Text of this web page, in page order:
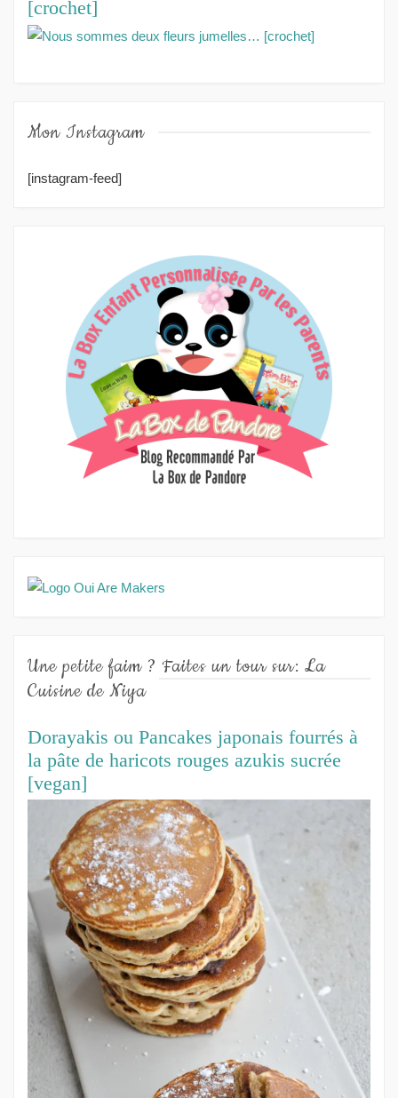
[crochet]
Mon Instagram
[instagram-feed]
Une petite faim ? Faites un tour sur: La
Cuisine de Niya
Dorayakis ou Pancakes japonais fourrés à
la pâte de haricots rouges azukis sucrée
[vegan]